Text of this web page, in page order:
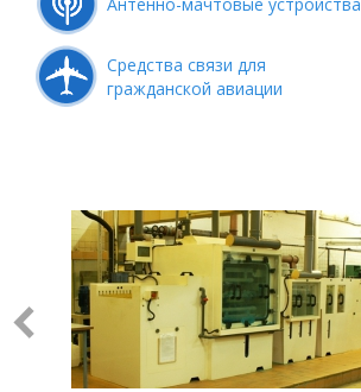
Средства связи для
гражданской авиации